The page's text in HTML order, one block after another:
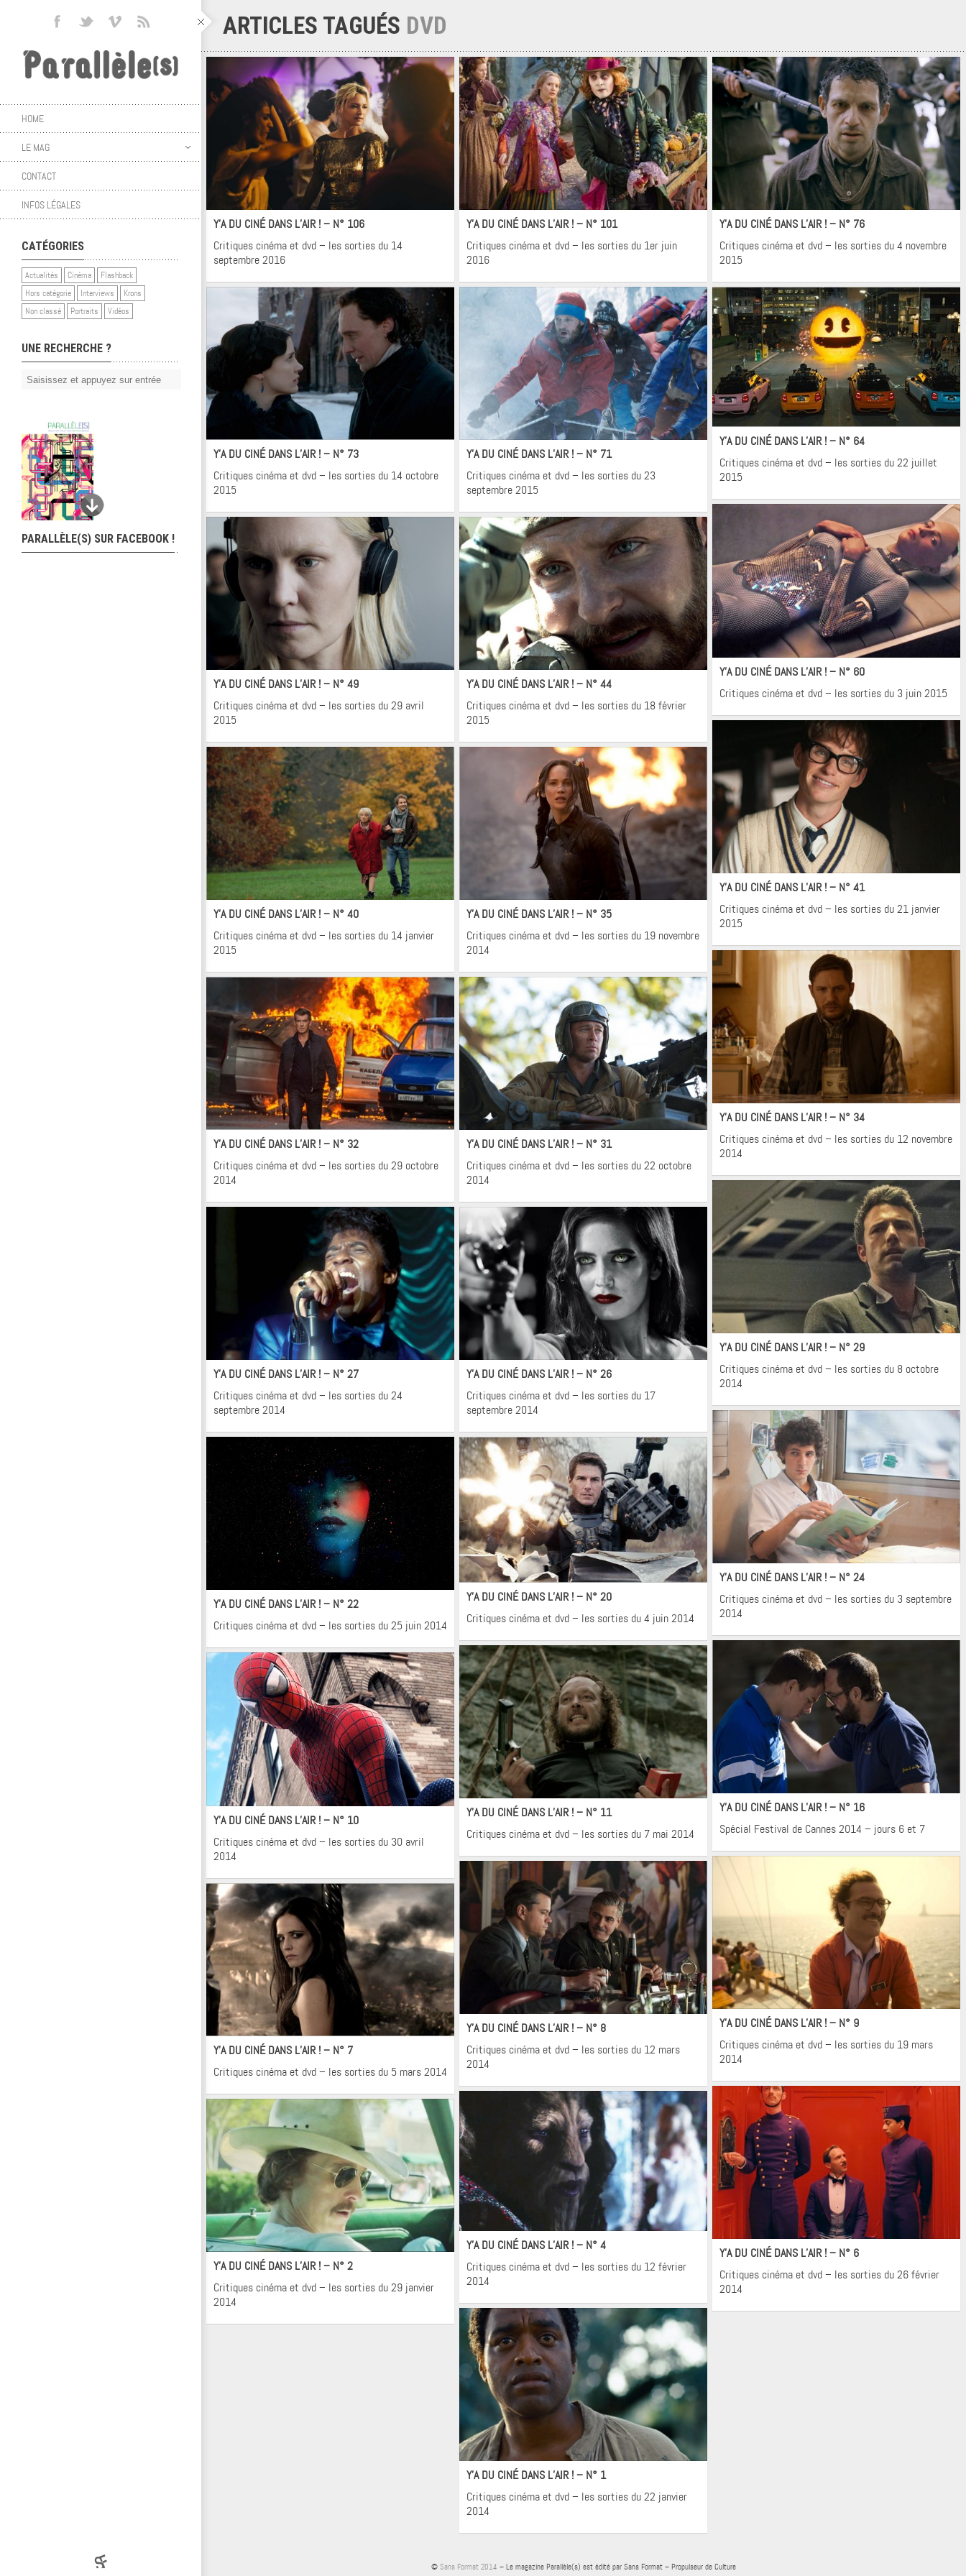
HOME
LE MAG
CONTACT
INFOS LÉGALES
CATÉGORIES
Actualités Cinéma
Flashback
Hors catégorie
Interviews
Krons
Non classé
Portraits Vidéos
UNE RECHERCHE ?
PARALLÈLE(S) SUR FACEBOOK !
ARTICLES TAGUÉS DVD
Cinéma
Y’A DU CINÉ DANS L’AIR ! – N° 106
Critiques cinéma et dvd – les sorties du 14
septembre 2016
Cinéma
Y’A DU CINÉ DANS L’AIR ! – N° 101
Critiques cinéma et dvd – les sorties du 1er juin
2016
Cinéma
Y’A DU CINÉ DANS L’AIR ! – N° 76
Critiques cinéma et dvd – les sorties du 4 novembre
2015
Cinéma
Y’A DU CINÉ DANS L’AIR ! – N° 73
Critiques cinéma et dvd – les sorties du 14 octobre
2015
Cinéma
Y’A DU CINÉ DANS L’AIR ! – N° 71
Critiques cinéma et dvd – les sorties du 23
septembre 2015
Cinéma
Y’A DU CINÉ DANS L’AIR ! – N° 64
Critiques cinéma et dvd – les sorties du 22 juillet
2015
Cinéma
Y’A DU CINÉ DANS L’AIR ! – N° 60
Critiques cinéma et dvd – les sorties du 3 juin 2015
Y’A DU CINÉ DANS L’AIR ! – N° 49
Critiques cinéma et dvd – les sorties du 29 avril
2015
Cinéma
Y’A DU CINÉ DANS L’AIR ! – N° 44
Critiques cinéma et dvd – les sorties du 18 février
2015
Cinéma
Y’A DU CINÉ DANS L’AIR ! – N° 41
Critiques cinéma et dvd – les sorties du 21 janvier
2015
Cinéma
Y’A DU CINÉ DANS L’AIR ! – N° 40
Critiques cinéma et dvd – les sorties du 14 janvier
2015
Y’A DU CINÉ DANS L’AIR ! – N° 35
Critiques cinéma et dvd – les sorties du 19 novembre
2014
Cinéma
Y’A DU CINÉ DANS L’AIR ! – N° 34
Critiques cinéma et dvd – les sorties du 12 novembre
2014
Cinéma
Y’A DU CINÉ DANS L’AIR ! – N° 32
Critiques cinéma et dvd – les sorties du 29 octobre
2014
Cinéma
Y’A DU CINÉ DANS L’AIR ! – N° 31
Critiques cinéma et dvd – les sorties du 22 octobre
2014
Cinéma
Y’A DU CINÉ DANS L’AIR ! – N° 29
Critiques cinéma et dvd – les sorties du 8 octobre
2014
Cinéma
Y’A DU CINÉ DANS L’AIR ! – N° 27
Critiques cinéma et dvd – les sorties du 24
septembre 2014
Cinéma
Y’A DU CINÉ DANS L’AIR ! – N° 26
Critiques cinéma et dvd – les sorties du 17
septembre 2014
Cinéma
Y’A DU CINÉ DANS L’AIR ! – N° 24
Critiques cinéma et dvd – les sorties du 3 septembre
2014
Cinéma
Y’A DU CINÉ DANS L’AIR ! – N° 22
Critiques cinéma et dvd – les sorties du 25 juin 2014
Cinéma
Y’A DU CINÉ DANS L’AIR ! – N° 20
Critiques cinéma et dvd – les sorties du 4 juin 2014
Y’A DU CINÉ DANS L’AIR ! – N° 16
Spécial Festival de Cannes 2014 – jours 6 et 7
Cinéma
Y’A DU CINÉ DANS L’AIR ! – N° 11
Critiques cinéma et dvd – les sorties du 7 mai 2014
Cinéma
Y’A DU CINÉ DANS L’AIR ! – N° 10
Critiques cinéma et dvd – les sorties du 30 avril
2014
Y’A DU CINÉ DANS L’AIR ! – N° 9
Critiques cinéma et dvd – les sorties du 19 mars
2014
Cinéma
Y’A DU CINÉ DANS L’AIR ! – N° 8
Critiques cinéma et dvd – les sorties du 12 mars
2014
Y’A DU CINÉ DANS L’AIR ! – N° 7
Critiques cinéma et dvd – les sorties du 5 mars 2014
Cinéma
Y’A DU CINÉ DANS L’AIR ! – N° 6
Critiques cinéma et dvd – les sorties du 26 février
2014
Cinéma
Y’A DU CINÉ DANS L’AIR ! – N° 4
Critiques cinéma et dvd – les sorties du 12 février
2014
Cinéma
Y’A DU CINÉ DANS L’AIR ! – N° 2
Critiques cinéma et dvd – les sorties du 29 janvier
2014
Cinéma
Y’A DU CINÉ DANS L’AIR ! – N° 1
Critiques cinéma et dvd – les sorties du 22 janvier
2014
© Sans Format 2014 – Le magazine Parallèle(s) est édité par Sans Format – Propulseur de Culture